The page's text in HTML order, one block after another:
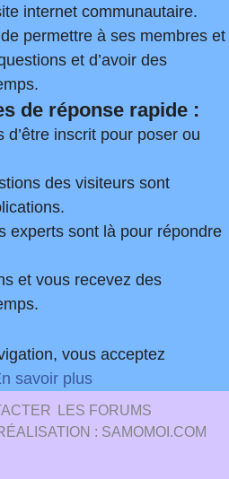
internet communautaire.
permettre à ses membres et
et d’avoir des
de réponse rapide :
d’être inscrit pour poser ou
des visiteurs sont
experts sont là pour répondre
et vous recevez des
vous acceptez
savoir plus
LES FORUMS
: SAMOMOI.COM